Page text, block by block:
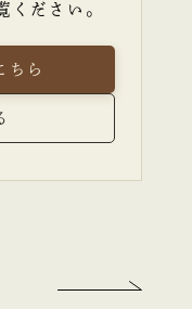
ください。
ちら